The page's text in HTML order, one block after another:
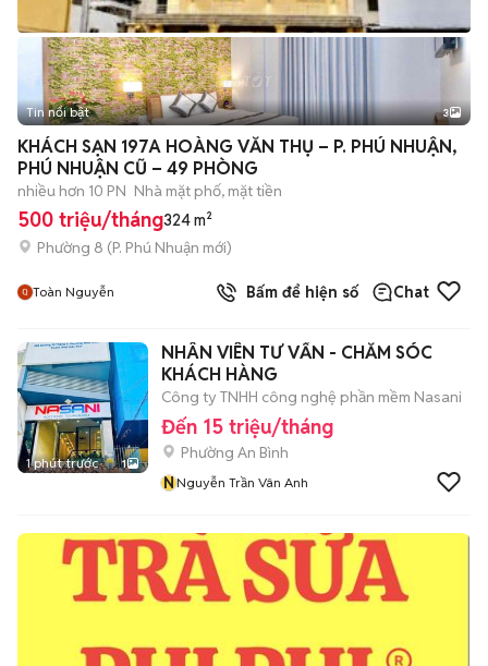
Tin nổi bật 3
KHÁCH SẠN 197A HOÀNG VĂN THỤ – P. PHÚ NHUẬN,
PHÚ NHUẬN CŨ – 49 PHÒNG
nhiều hơn 10 PN Nhà mặt phố, mặt tiền
500 triệu/tháng324 m²
Phường 8 (P. Phú Nhuận mới)
Toàn Nguyễn Bấm để hiện số Chat
1 phút trước 1
NHÂN VIÊN TƯ VẤN - CHĂM SÓC
KHÁCH HÀNG
Công ty TNHH công nghệ phần mềm Nasani
Đến 15 triệu/tháng
Phường An Bình
NNguyễn Trần Vân Anh